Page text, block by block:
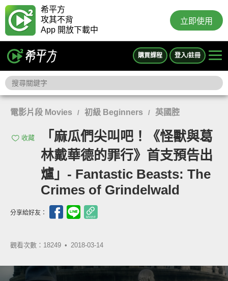
希平方
攻其不背
App 開放下載中
立即使用
購買課程 登入/註冊
電影片段 Movies / 初級 Beginners / 英國腔
收藏
「麻瓜們尖叫吧！《怪獸與葛
林戴華德的罪行》首支預告出
爐」- Fantastic Beasts: The
Crimes of Grindelwald
分享給好友：
觀看次數：18249 • 2018-03-14